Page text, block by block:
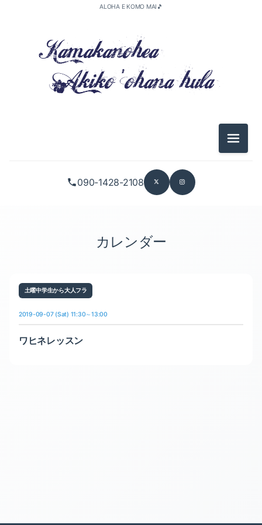
090-1428-2108
ALOHA E KOMO MAI🎵
メニュ
カレンダー
土曜中学生から大人フラ
2019-09-07 (Sat) 11:30～13:00
ワヒネレッスン